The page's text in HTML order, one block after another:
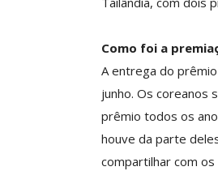
Como foi a
A entrega do
junho. Os coreanos
prêmio todos os
houve da parte
compartilhar com